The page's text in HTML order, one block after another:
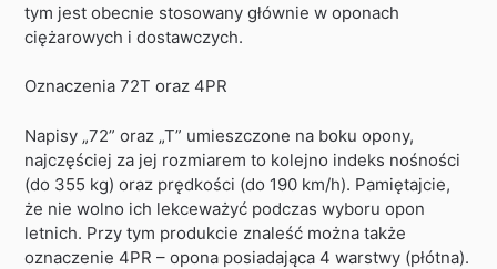
tym jest obecnie stosowany głównie w oponach
ciężarowych i dostawczych.
Oznaczenia 72T oraz 4PR
Napisy „72” oraz „T” umieszczone na boku opony,
najczęściej za jej rozmiarem to kolejno indeks nośności
(do 355 kg) oraz prędkości (do 190 km/h). Pamiętajcie,
że nie wolno ich lekceważyć podczas wyboru opon
letnich. Przy tym produkcie znaleść można także
oznaczenie 4PR – opona posiadająca 4 warstwy (płótna).